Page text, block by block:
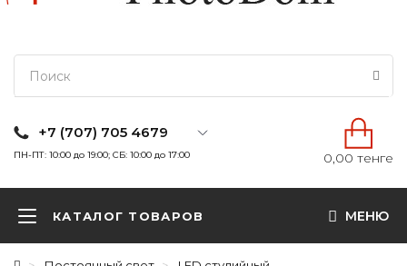
+7 (707) 705 4679
ПН-ПТ: 10:00 до 19:00; СБ: 10:00 до 17:00 0,00 тенге
КАТАЛОГ ТОВАРОВ МЕНЮ